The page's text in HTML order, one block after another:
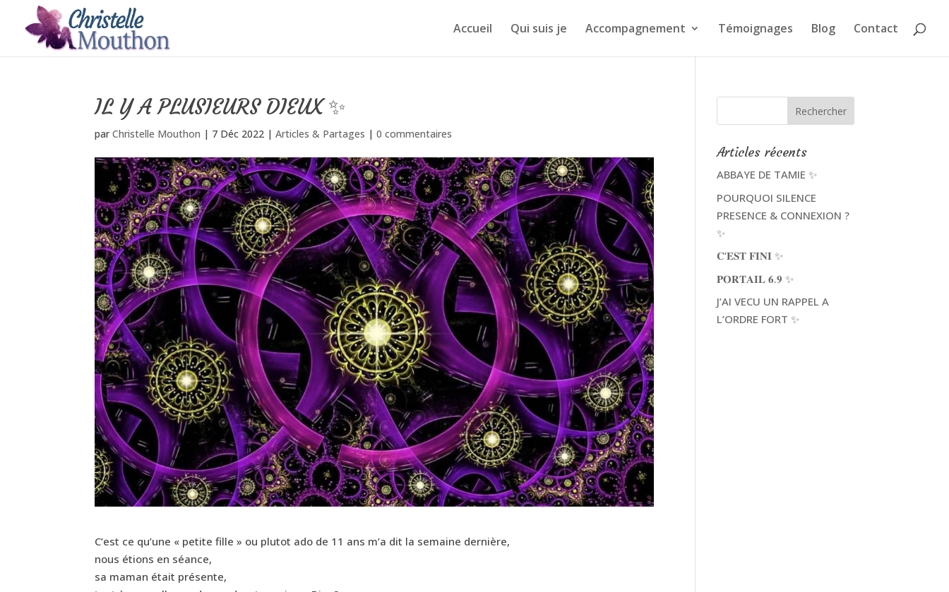
Accueil Qui suis je Accompagnement Témoignages Blog Contact
IL Y A PLUSIEURS DIEUX ✨
parChristelle Mouthon | 7 Déc 2022 |Articles & Partages |0 commentaires
C’est ce qu’une « petite fille » ou plutot ado de 11 ans m’a dit la semaine dernière,
nous étions en séance,
sa maman était présente,
Articles récents
ABBAYE DE TAMIE ✨
POURQUOI SILENCE
PRESENCE & CONNEXION ?
✨
𝐂’𝐄𝐒𝐓 𝐅𝐈𝐍𝐈 ✨
𝐏𝐎𝐑𝐓𝐀𝐈𝐋 𝟔.𝟗 ✨
J’AI VECU UN RAPPEL A
L’ORDRE FORT ✨